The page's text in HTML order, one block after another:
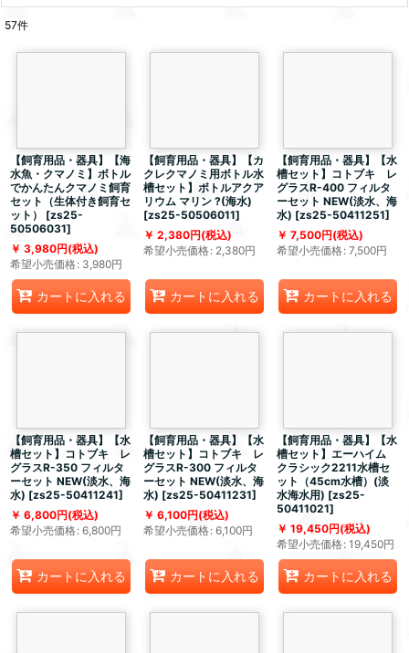
57件
【飼育用品・器具】【海
水魚・クマノミ】ボトル
でかんたんクマノミ飼育
セット（生体付き飼育セ
ット）
[zs25-
50506031]
3,980円(税込)
希望小売価格: 3,980円
カートに入れる
【飼育用品・器具】【カ
クレクマノミ用ボトル水
槽セット】ボトルアクア
リウム マリン ?(海水)
[zs25-50506011]
2,380円(税込)
希望小売価格: 2,380円
カートに入れる
【飼育用品・器具】【水
槽セット】コトブキ レ
グラスR-400 フィルタ
ーセット NEW(淡水、海
水) [zs25-50411251]
7,500円(税込)
希望小売価格: 7,500円
カートに入れる
【飼育用品・器具】【水
槽セット】コトブキ レ
グラスR-350 フィルタ
ーセット NEW(淡水、海
水) [zs25-50411241]
6,800円(税込)
希望小売価格: 6,800円
カートに入れる
【飼育用品・器具】【水
槽セット】コトブキ レ
グラスR-300 フィルタ
ーセット NEW(淡水、海
水) [zs25-50411231]
6,100円(税込)
希望小売価格: 6,100円
カートに入れる
【飼育用品・器具】【水
槽セット】エーハイム
クラシック2211水槽セ
ット（45cm水槽）(淡
水海水用) [zs25-
50411021]
19,450円(税込)
希望小売価格: 19,450円
カートに入れる